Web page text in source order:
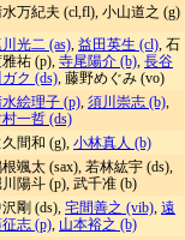
万紀夫 (cl,fl), 小山道之 (g)
光二 (as), 益田英生 (cl), 石
祐 (p), 寺尾陽介 (b), 長谷
ガク (ds), 藤野めぐみ (vo)
絵理子 (p), 須川崇志 (b),
一哲 (ds)
間和 (g), 小林真人 (b)
颯太 (sax), 若林紘宇 (ds),
陽斗 (p), 武千准 (b)
剛 (ds), 宅間善之 (vib), 遠
志 (p), 山本裕之 (b)